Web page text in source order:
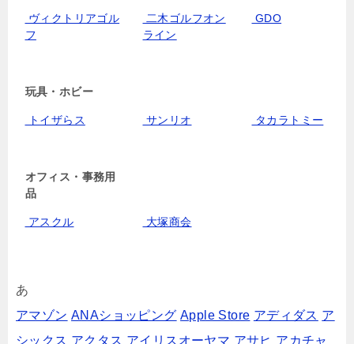
ヴィクトリアゴル
フ
二木ゴルフオン
ライン
GDO
玩具・ホビー
トイザらス サンリオ タカラトミー
オフィス・事務用
品
アスクル 大塚商会
あ
アマゾン ANAショッピング Apple Store アディダス ア
シックス アクタス アイリスオーヤマ アサヒ アカチャ